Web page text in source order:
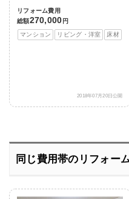
リフォーム費用
総額270,000 円
マンション
リビング・洋室 床材
2018年07月20日公開
同じ費用帯のリフォー